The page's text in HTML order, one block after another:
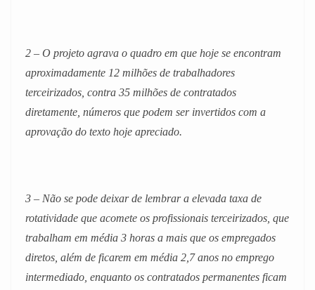
2 – O projeto agrava o quadro em que hoje se encontram
aproximadamente 12 milhões de trabalhadores
terceirizados, contra 35 milhões de contratados
diretamente, números que podem ser invertidos com a
aprovação do texto hoje apreciado.
3 – Não se pode deixar de lembrar a elevada taxa de
rotatividade que acomete os profissionais terceirizados, que
trabalham em média 3 horas a mais que os empregados
diretos, além de ficarem em média 2,7 anos no emprego
intermediado, enquanto os contratados permanentes ficam